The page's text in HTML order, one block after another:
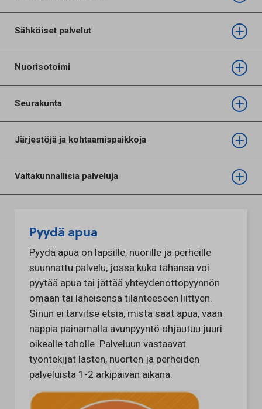
Sähköiset palvelut
Nuorisotoimi
Seurakunta
Järjestöjä ja kohtaamispaikkoja
Valtakunnallisia palveluja
Pyydä apua
Pyydä apua on lapsille, nuorille ja perheille
suunnattu palvelu, jossa kuka tahansa voi
pyytää apua tai jättää yhteydenottopyynnön
omaan tai läheisensä tilanteeseen liittyen.
Sinun ei tarvitse etsiä, mistä saat apua, vaan
nappia painamalla avunpyyntö ohjautuu juuri
oikealle taholle. Palveluun vastaavat
työntekijät lasten, nuorten ja perheiden
palveluista 1-2 arkipäivän aikana.